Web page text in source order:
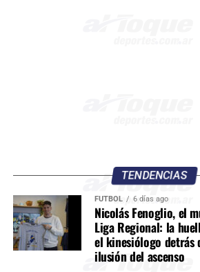
TENDENCIAS
FÚTBOL 6 días ago
Nicolás Fenoglio, el
Liga Regional: la
el kinesiólogo detrás
ilusión del ascenso